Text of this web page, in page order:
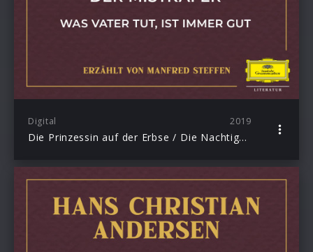
Digital 2019
Die Prinzessin auf der Erbse / Die Nachtigall / Der Mistkäfer / Was Vater tut, ist immer gut